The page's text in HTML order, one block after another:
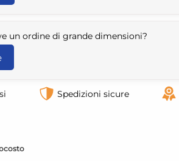
un ordine di grande dimensioni?
Spedizioni sicure